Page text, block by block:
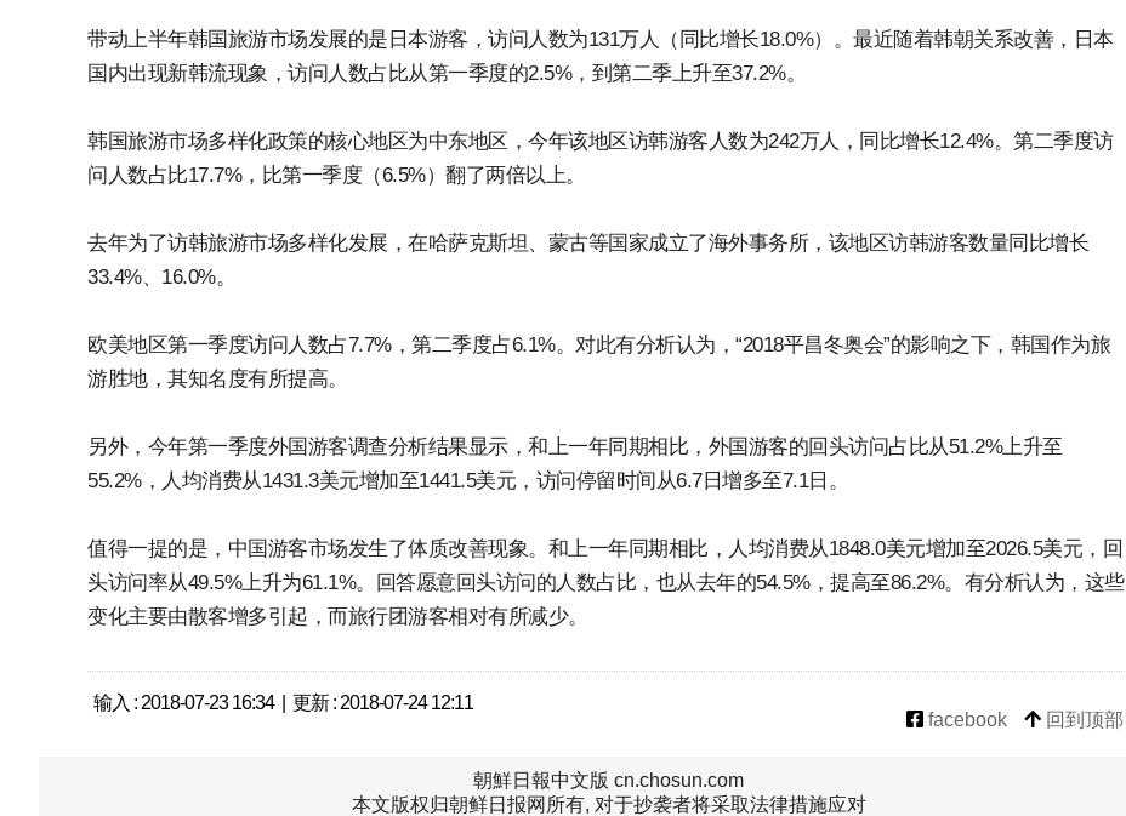
带动上半年韩国旅游市场发展的是日本游客，访问人数为131万人（同比增长18.0%）。最近随着韩朝关系改善，日本
国内出现新韩流现象，访问人数占比从第一季度的2.5%，到第二季上升至37.2%。
韩国旅游市场多样化政策的核心地区为中东地区，今年该地区访韩游客人数为242万人，同比增长12.4%。第二季度访
问人数占比17.7%，比第一季度（6.5%）翻了两倍以上。
去年为了访韩旅游市场多样化发展，在哈萨克斯坦、蒙古等国家成立了海外事务所，该地区访韩游客数量同比增长
33.4%、16.0%。
欧美地区第一季度访问人数占7.7%，第二季度占6.1%。对此有分析认为，“2018平昌冬奥会”的影响之下，韩国作为旅
游胜地，其知名度有所提高。
另外，今年第一季度外国游客调查分析结果显示，和上一年同期相比，外国游客的回头访问占比从51.2%上升至
55.2%，人均消费从1431.3美元增加至1441.5美元，访问停留时间从6.7日增多至7.1日。
值得一提的是，中国游客市场发生了体质改善现象。和上一年同期相比，人均消费从1848.0美元增加至2026.5美元，回
头访问率从49.5%上升为61.1%。回答愿意回头访问的人数占比，也从去年的54.5%，提高至86.2%。有分析认为，这些
变化主要由散客增多引起，而旅行团游客相对有所减少。
输入 : 2018-07-23 16:34 | 更新 : 2018-07-24 12:11
facebook
回到顶部
朝鮮日報中文版 cn.chosun.com
本文版权归朝鲜日报网所有, 对于抄袭者将采取法律措施应对